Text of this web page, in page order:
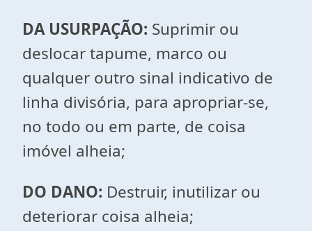
DA USURPAÇÃO: Suprimir ou
deslocar tapume, marco ou
qualquer outro sinal indicativo de
linha divisória, para apropriar-se,
no todo ou em parte, de coisa
imóvel alheia;
DO DANO: Destruir, inutilizar ou
deteriorar coisa alheia;